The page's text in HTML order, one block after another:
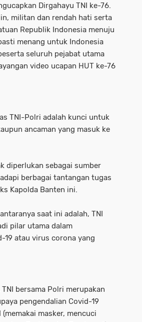
Dirgahayu TNI ke-76.
militan dan rendah hati serta
Republik Indonesia menuju
menang untuk Indonesia
seluruh pejabat utama
video ucapan HUT ke-76
TNI-Polri adalah kunci untuk
ancaman yang masuk ke
diperlukan sebagai sumber
berbagai tantangan tugas
Kapolda Banten ini.
saat ini adalah, TNI
pilar utama dalam
19 atau virus corona yang
bersama Polri merupakan
pengendalian Covid-19
masker, mencuci